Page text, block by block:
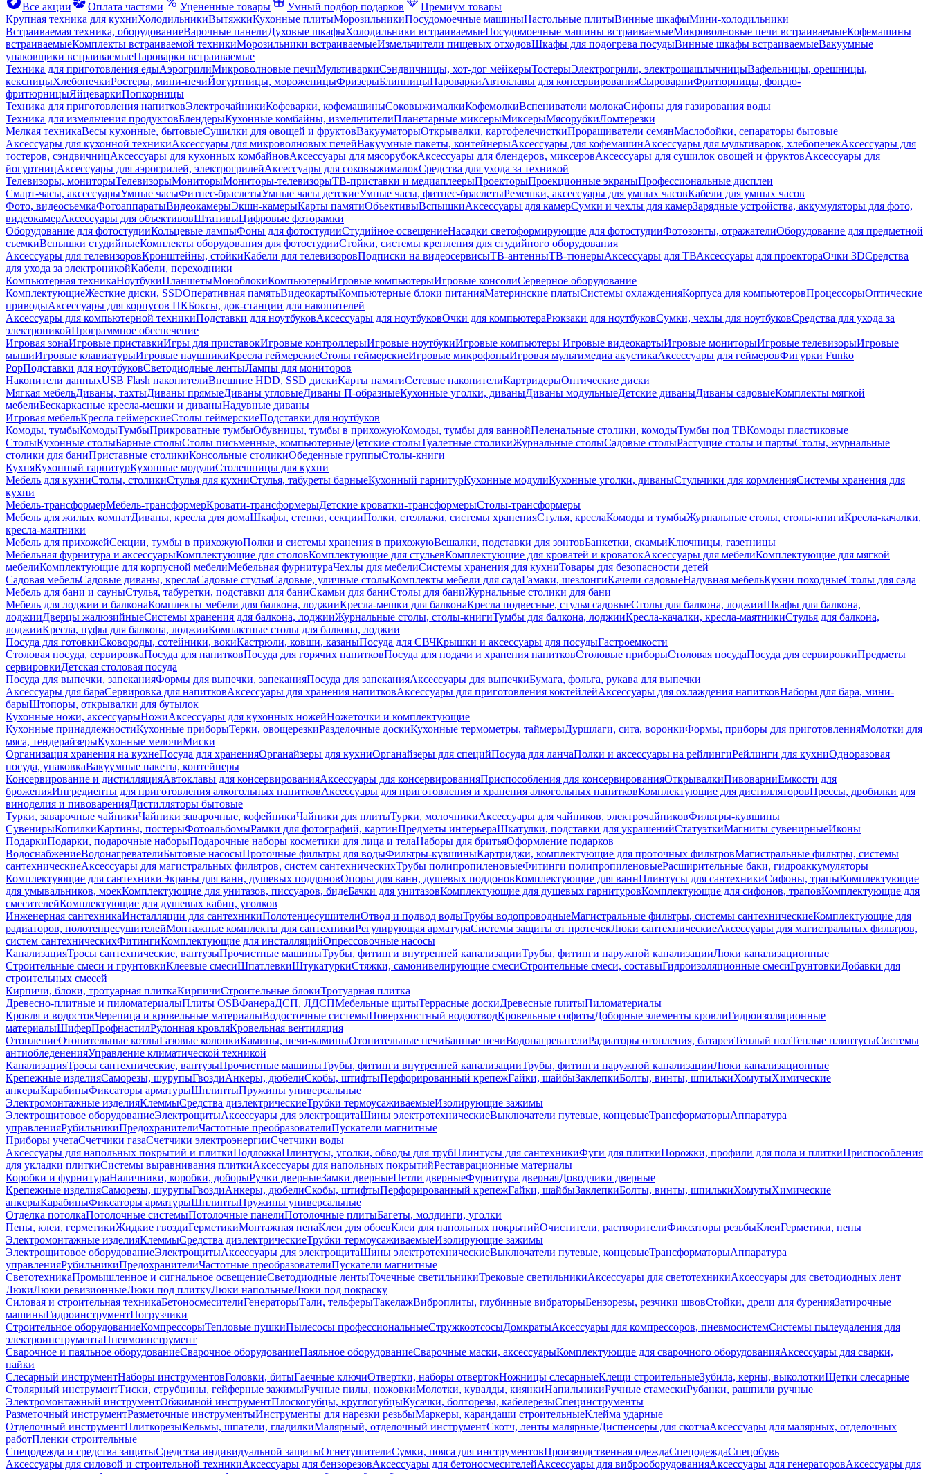
Все акции
Оплата частями Уцененные товары Умный подбор подарков
Премиум товары
Крупная техника для кухниХолодильникиВытяжкиКухонные плитыМорозильникиПосудомоечные машиныНастольные плитыВинные шкафыМини-холодильники
Встраиваемая техника, оборудованиеВарочные панелиДуховые шкафыХолодильники встраиваемыеПосудомоечные машины встраиваемыеМикроволновые печи встраиваемыеКофемашины
встраиваемыеКомплекты встраиваемой техникиМорозильники встраиваемыеИзмельчители пищевых отходовШкафы для подогрева посудыВинные шкафы встраиваемыеВакуумные
упаковщики встраиваемыеПароварки встраиваемые
Техника для приготовления едыАэрогрилиМикроволновые печиМультиваркиСэндвичницы, хот-дог мейкерыТостерыЭлектрогрили, электрошашлычницыВафельницы, орешницы,
кексницыХлебопечкиРостеры, мини-печиЙогуртницы, мороженицыФризерыБлинницыПароваркиАвтоклавы для консервированияСыроварниФритюрницы, фондю-
фритюрницыЯйцеваркиПопкорницы
Техника для приготовления напитковЭлектрочайникиКофеварки, кофемашиныСоковыжималкиКофемолкиВспениватели молокаСифоны для газирования воды
Техника для измельчения продуктовБлендерыКухонные комбайны, измельчителиПланетарные миксерыМиксерыМясорубкиЛомтерезки
Мелкая техникаВесы кухонные, бытовыеСушилки для овощей и фруктовВакууматорыОткрывалки, картофелечисткиПроращиватели семянМаслобойки, сепараторы бытовые
Аксессуары для кухонной техникиАксессуары для микроволновых печейВакуумные пакеты, контейнерыАксессуары для кофемашинАксессуары для мультиварок, хлебопечекАксессуары для
тостеров, сэндвичницАксессуары для кухонных комбайновАксессуары для мясорубокАксессуары для блендеров, миксеровАксессуары для сушилок овощей и фруктовАксессуары для
йогуртницАксессуары для аэрогрилей, электрогрилейАксессуары для соковыжималокСредства для ухода за техникой
Телевизоры, мониторыТелевизорыМониторыМониторы-телевизорыТВ-приставки и медиаплеерыПроекторыПроекционные экраныПрофессиональные дисплеи
Смарт-часы, аксессуарыУмные часыФитнес-браслетыУмные часы детскиеУмные часы, фитнес-браслетыРемешки, аксессуары для умных часовКабели для умных часов
Фото, видеосъемкаФотоаппаратыВидеокамерыЭкшн-камерыКарты памятиОбъективыВспышкиАксессуары для камерСумки и чехлы для камерЗарядные устройства, аккумуляторы для фото,
видеокамерАксессуары для объективовШтативыЦифровые фоторамки
Оборудование для фотостудииКольцевые лампыФоны для фотостудииСтудийное освещениеНасадки светоформирующие для фотостудииФотозонты, отражателиОборудование для предметной
съемкиВспышки студийныеКомплекты оборудования для фотостудииСтойки, системы крепления для студийного оборудования
Аксессуары для телевизоровКронштейны, стойкиКабели для телевизоровПодписки на видеосервисыТВ-антенныТВ-тюнерыАксессуары для ТВАксессуары для проектораОчки 3DСредства
для ухода за электроникойКабели, переходники
Компьютерная техникаНоутбукиПланшетыМоноблокиКомпьютерыИгровые компьютерыИгровые консолиСерверное оборудование
КомплектующиеЖесткие диски, SSDОперативная памятьВидеокартыКомпьютерные блоки питанияМатеринские платыСистемы охлажденияКорпуса для компьютеровПроцессорыОптические
приводыАксессуары для корпусов ПКБоксы, док-станции для накопителей
Аксессуары для компьютерной техникиПодставки для ноутбуковАксессуары для ноутбуковОчки для компьютераРюкзаки для ноутбуковСумки, чехлы для ноутбуковСредства для ухода за
электроникойПрограммное обеспечение
Игровая зонаИгровые приставкиИгры для приставокИгровые контроллерыИгровые ноутбукиИгровые компьютеры Игровые видеокартыИгровые мониторыИгровые телевизорыИгровые
мышиИгровые клавиатурыИгровые наушникиКресла геймерскиеСтолы геймерскиеИгровые микрофоныИгровая мультимедиа акустикаАксессуары для геймеровФигурки Funko
PopПодставки для ноутбуковСветодиодные лентыЛампы для мониторов
Накопители данныхUSB Flash накопителиВнешние HDD, SSD дискиКарты памятиСетевые накопителиКартридерыОптические диски
Мягкая мебельДиваны, тахтыДиваны прямыеДиваны угловыеДиваны П-образныеКухонные уголки, диваныДиваны модульныеДетские диваныДиваны садовыеКомплекты мягкой
мебелиБескаркасные кресла-мешки и диваныНадувные диваны
Игровая мебельКресла геймерскиеСтолы геймерскиеПодставки для ноутбуков
Комоды, тумбыКомодыТумбыПрикроватные тумбыОбувницы, тумбы в прихожуюКомоды, тумбы для ваннойПеленальные столики, комодыТумбы под ТВКомоды пластиковые
СтолыКухонные столыБарные столыСтолы письменные, компьютерныеДетские столыТуалетные столикиЖурнальные столыСадовые столыРастущие столы и партыСтолы, журнальные
столики для баниПриставные столикиКонсольные столикиОбеденные группыСтолы-книги
КухняКухонный гарнитурКухонные модулиСтолешницы для кухни
Мебель для кухниСтолы, столикиСтулья для кухниСтулья, табуреты барныеКухонный гарнитурКухонные модулиКухонные уголки, диваныСтульчики для кормленияСистемы хранения для
кухни
Мебель-трансформерМебель-трансформерКровати-трансформерыДетские кроватки-трансформерыСтолы-трансформеры
Мебель для жилых комнатДиваны, кресла для домаШкафы, стенки, секцииПолки, стеллажи, системы храненияСтулья, креслаКомоды и тумбыЖурнальные столы, столы-книгиКресла-качалки,
кресла-маятники
Мебель для прихожейСекции, тумбы в прихожуюПолки и системы хранения в прихожуюВешалки, подставки для зонтовБанкетки, скамьиКлючницы, газетницы
Мебельная фурнитура и аксессуарыКомплектующие для столовКомплектующие для стульевКомплектующие для кроватей и кроватокАксессуары для мебелиКомплектующие для мягкой
мебелиКомплектующие для корпусной мебелиМебельная фурнитураЧехлы для мебелиСистемы хранения для кухниТовары для безопасности детей
Садовая мебельСадовые диваны, креслаСадовые стульяСадовые, уличные столыКомплекты мебели для садаГамаки, шезлонгиКачели садовыеНадувная мебельКухни походныеСтолы для сада
Мебель для бани и сауныСтулья, табуретки, подставки для баниСкамьи для баниСтолы для баниЖурнальные столики для бани
Мебель для лоджии и балконаКомплекты мебели для балкона, лоджииКресла-мешки для балконаКресла подвесные, стулья садовыеСтолы для балкона, лоджииШкафы для балкона,
лоджииДверцы жалюзийныеСистемы хранения для балкона, лоджииЖурнальные столы, столы-книгиТумбы для балкона, лоджииКресла-качалки, кресла-маятникиСтулья для балкона,
лоджииКресла, пуфы для балкона, лоджииКомпактные столы для балкона, лоджии
Посуда для готовкиСковороды, сотейники, вокиКастрюли, ковши, казаныПосуда для СВЧКрышки и аксессуары для посудыГастроемкости
Столовая посуда, сервировкаПосуда для напитковПосуда для горячих напитковПосуда для подачи и хранения напитковСтоловые приборыСтоловая посудаПосуда для сервировкиПредметы
сервировкиДетская столовая посуда
Посуда для выпечки, запеканияФормы для выпечки, запеканияПосуда для запеканияАксессуары для выпечкиБумага, фольга, рукава для выпечки
Аксессуары для бараСервировка для напитковАксессуары для хранения напитковАксессуары для приготовления коктейлейАксессуары для охлаждения напитковНаборы для бара, мини-
барыШтопоры, открывалки для бутылок
Кухонные ножи, аксессуарыНожиАксессуары для кухонных ножейНожеточки и комплектующие
Кухонные принадлежностиКухонные приборыТерки, овощерезкиРазделочные доскиКухонные термометры, таймерыДуршлаги, сита, воронкиФормы, приборы для приготовленияМолотки для
мяса, тендерайзерыКухонные мелочиМиски
Организация хранения на кухнеПосуда для храненияОрганайзеры для кухниОрганайзеры для специйПосуда для ланчаПолки и аксессуары на рейлингиРейлинги для кухниОдноразовая
посуда, упаковкаВакуумные пакеты, контейнеры
Консервирование и дистилляцияАвтоклавы для консервированияАксессуары для консервированияПриспособления для консервированияОткрывалкиПивоварниЕмкости для
броженияИнгредиенты для приготовления алкогольных напитковАксессуары для приготовления и хранения алкогольных напитковКомплектующие для дистилляторовПрессы, дробилки для
виноделия и пивоваренияДистилляторы бытовые
Турки, заварочные чайникиЧайники заварочные, кофейникиЧайники для плитыТурки, молочникиАксессуары для чайников, электрочайниковФильтры-кувшины
СувенирыКопилкиКартины, постерыФотоальбомыРамки для фотографий, картинПредметы интерьераШкатулки, подставки для украшенийСтатуэткиМагниты сувенирныеИконы
ПодаркиПодарки, подарочные наборыПодарочные наборы косметики для лица и телаНаборы для бритьяОформление подарков
ВодоснабжениеВодонагревателиБытовые насосыПроточные фильтры для водыФильтры-кувшиныКартриджи, комплектующие для проточных фильтровМагистральные фильтры, системы
сантехническиеАксессуары для магистральных фильтров, систем сантехническихТрубы полипропиленовыеФитинги полипропиленовыеРасширительные баки, гидроаккумуляторы
Комплектующие для сантехникиЭкраны для ванн, душевых поддоновОпоры для ванн, душевых поддоновКомплектующие для ваннПлинтусы для сантехникиСифоны, трапыКомплектующие
для умывальников, моекКомплектующие для унитазов, писсуаров, бидеБачки для унитазовКомплектующие для душевых гарнитуровКомплектующие для сифонов, траповКомплектующие для
смесителейКомплектующие для душевых кабин, уголков
Инженерная сантехникаИнсталляции для сантехникиПолотенцесушителиОтвод и подвод водыТрубы водопроводныеМагистральные фильтры, системы сантехническиеКомплектующие для
радиаторов, полотенцесушителейМонтажные комплекты для сантехникиРегулирующая арматураСистемы защиты от протечекЛюки сантехническиеАксессуары для магистральных фильтров,
систем сантехническихФитингиКомплектующие для инсталляцийОпрессовочные насосы
КанализацияТросы сантехнические, вантузыПрочистные машиныТрубы, фитинги внутренней канализацииТрубы, фитинги наружной канализацииЛюки канализационные
Строительные смеси и грунтовкиКлеевые смесиШпатлевкиШтукатуркиСтяжки, самонивелирующие смесиСтроительные смеси, составыГидроизоляционные смесиГрунтовкиДобавки для
строительных смесей
Кирпичи, блоки, тротуарная плиткаКирпичиСтроительные блокиТротуарная плитка
Древесно-плитные и пиломатериалыПлиты OSBФанераДСП, ЛДСПМебельные щитыТеррасные доскиДревесные плитыПиломатериалы
Кровля и водостокЧерепица и кровельные материалыВодосточные системыПоверхностный водоотводКровельные софитыДоборные элементы кровлиГидроизоляционные
материалыШиферПрофнастилРулонная кровляКровельная вентиляция
ОтоплениеОтопительные котлыГазовые колонкиКамины, печи-каминыОтопительные печиБанные печиВодонагревателиРадиаторы отопления, батареиТеплый полТеплые плинтусыСистемы
антиобледененияУправление климатической техникой
КанализацияТросы сантехнические, вантузыПрочистные машиныТрубы, фитинги внутренней канализацииТрубы, фитинги наружной канализацииЛюки канализационные
Крепежные изделияСаморезы, шурупыГвоздиАнкеры, дюбелиСкобы, штифтыПерфорированный крепежГайки, шайбыЗаклепкиБолты, винты, шпилькиХомутыХимические
анкерыКарабиныФиксаторы арматурыШплинтыПружины универсальные
Электромонтажные изделияКлеммыСредства диэлектрическиеТрубки термоусаживаемыеИзолирующие зажимы
Электрощитовое оборудованиеЭлектрощитыАксессуары для электрощитаШины электротехническиеВыключатели путевые, концевыеТрансформаторыАппаратура
управленияРубильникиПредохранителиЧастотные преобразователиПускатели магнитные
Приборы учетаСчетчики газаСчетчики электроэнергииСчетчики воды
Аксессуары для напольных покрытий и плиткиПодложкаПлинтусы, уголки, обводы для трубПлинтусы для сантехникиФуги для плиткиПорожки, профили для пола и плиткиПриспособления
для укладки плиткиСистемы выравнивания плиткиАксессуары для напольных покрытийРеставрационные материалы
Коробки и фурнитураНаличники, коробки, доборыРучки дверныеЗамки дверныеПетли дверныеФурнитура двернаяДоводчики дверные
Крепежные изделияСаморезы, шурупыГвоздиАнкеры, дюбелиСкобы, штифтыПерфорированный крепежГайки, шайбыЗаклепкиБолты, винты, шпилькиХомутыХимические
анкерыКарабиныФиксаторы арматурыШплинтыПружины универсальные
Отделка потолкаПотолочные системыПотолочные панелиПотолочные плитыБагеты, молдинги, уголки
Пены, клеи, герметикиЖидкие гвоздиГерметикиМонтажная пенаКлеи для обоевКлеи для напольных покрытийОчистители, растворителиФиксаторы резьбыКлеиГерметики, пены
Электромонтажные изделияКлеммыСредства диэлектрическиеТрубки термоусаживаемыеИзолирующие зажимы
Электрощитовое оборудованиеЭлектрощитыАксессуары для электрощитаШины электротехническиеВыключатели путевые, концевыеТрансформаторыАппаратура
управленияРубильникиПредохранителиЧастотные преобразователиПускатели магнитные
СветотехникаПромышленное и сигнальное освещениеСветодиодные лентыТочечные светильникиТрековые светильникиАксессуары для светотехникиАксессуары для светодиодных лент
ЛюкиЛюки ревизионныеЛюки под плиткуЛюки напольныеЛюки под покраску
Силовая и строительная техникаБетоносмесителиГенераторыТали, тельферыТакелажВиброплиты, глубинные вибраторыБензорезы, резчики швовСтойки, дрели для буренияЗатирочные
машиныГидроинструментПогрузчики
Строительное оборудованиеКомпрессорыТепловые пушкиПылесосы профессиональныеСтружкоотсосыДомкратыАксессуары для компрессоров, пневмосистемСистемы пылеудаления для
электроинструментаПневмоинструмент
Сварочное и паяльное оборудованиеСварочное оборудованиеПаяльное оборудованиеСварочные маски, аксессуарыКомплектующие для сварочного оборудованияАксессуары для сварки,
пайки
Слесарный инструментНаборы инструментовГоловки, битыГаечные ключиОтвертки, наборы отвертокНожницы слесарныеКлещи строительныеЗубила, керны, выколоткиЩетки слесарные
Столярный инструментТиски, струбцины, гейферные зажимыРучные пилы, ножовкиМолотки, кувалды, киянкиНапильникиРучные стамескиРубанки, рашпили ручные
Электромонтажный инструментОбжимной инструментПлоскогубцы, круглогубцыКусачки, болторезы, кабелерезыСпецинструменты
Разметочный инструментРазметочные инструментыИнструменты для нарезки резьбыМаркеры, карандаши строительныеКлейма ударные
Отделочный инструментПлиткорезыКельмы, шпатели, гладилкиМалярный, отделочный инструментСкотч, ленты малярныеДиспенсеры для скотчаАксессуары для малярных, отделочных
работПленки строительные
Спецодежда и средства защитыСредства индивидуальной защитыОгнетушителиСумки, пояса для инструментовПроизводственная одеждаСпецодеждаСпецобувь
Аксессуары для силовой и строительной техникиАксессуары для бензорезовАксессуары для бетоносмесителейАксессуары для виброоборудованияАксессуары для генераторовАксессуары для